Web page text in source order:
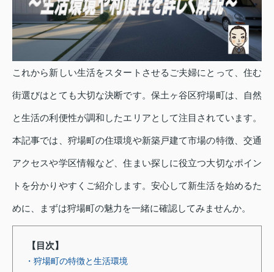
これから新しい生活をスタートさせるご夫婦にとって、住む
街選びはとても大切な決断です。保土ヶ谷区狩場町は、自然
と生活の利便性が調和したエリアとして注目されています。
本記事では、狩場町の住環境や新築戸建て市場の特徴、交通
アクセスや学区情報など、住まい探しに役立つ大切なポイン
トを分かりやすくご紹介します。安心して新生活を始めるた
めに、まずは狩場町の魅力を一緒に確認してみませんか。
【目次】
・狩場町の特徴と生活環境